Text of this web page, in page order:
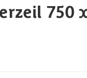
750